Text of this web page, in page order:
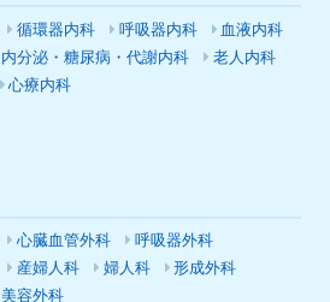
循環器内科 呼吸器内科
血液内科
内分泌・糖尿病・代謝内科
老人内科
心療内科
心臓血管外科
呼吸器外科
産婦人科 婦人科
形成外科
美容外科